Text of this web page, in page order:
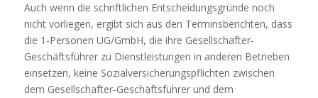
Auch wenn die schriftlichen Entscheidungsgründe noch
nicht vorliegen, ergibt sich aus den Terminsberichten, dass
die 1-Personen UG/GmbH, die ihre Gesellschafter-
Geschäftsführer zu Dienstleistungen in anderen Betrieben
einsetzen, keine Sozialversicherungspflichten zwischen
dem Gesellschafter-Geschäftsführer und dem